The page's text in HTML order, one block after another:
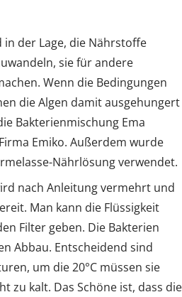
der Lage, die Nährstoffe
sie für andere
Wenn die Bedingungen
die Algen damit ausgehungert
Bakterienmischung Ema
Emiko. Außerdem wurde
Nährlösung verwendet.
nach Anleitung vermehrt und
Man kann die Flüssigkeit
Filter geben. Die Bakterien
Abbau. Entscheidend sind
um die 20°C müssen sie
zu kalt. Das Schöne ist, dass die